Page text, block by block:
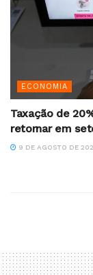
ECONOMIA
Taxação de
retornar em
9 DE AGOSTO DE